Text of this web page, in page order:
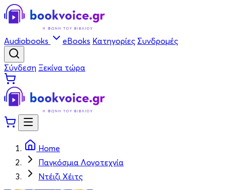
Audiobooks eBooks Κατηγορίες Συνδρομές
Σύνδεση Ξεκίνα τώρα
Home
Παγκόσμια Λογοτεχνία
Ντέιζι Χέιτς